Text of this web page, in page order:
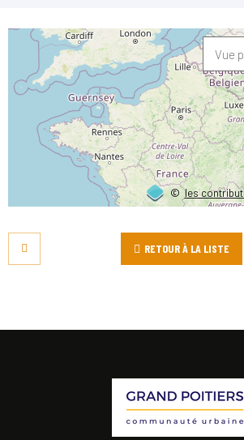
©les
RETOUR À LA LISTE